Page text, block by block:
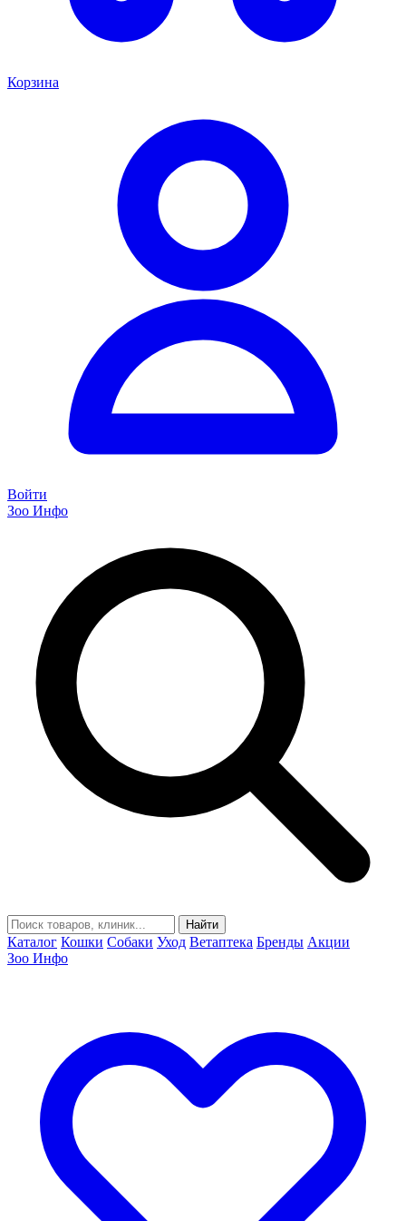
Корзина
Войти
Зоо Инфо
Найти
Каталог Кошки Собаки Уход Ветаптека Бренды Акции
Зоо Инфо